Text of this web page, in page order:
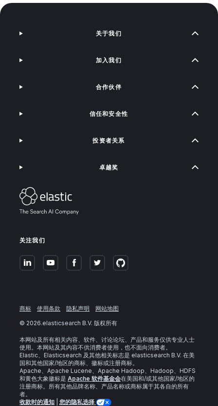
关注我们
关于我们
加入我们
合作伙伴
信任和安全性
投资者关系
卓越奖
商标 使用条款 隐私声明
网站地图
© 2026.elasticsearch B.V. 版权所有
本网站及所有相关内容、软件、讨论论坛、产品和服务仅供专业人士
使用。本网站及其内容不供消费者使用，也不面向消费者。
Elastic、Elasticsearch 及其他相关标志是 elasticsearch B.V. 在美
国和其他国家/地区的商标、徽标或注册商标。
Apache、Apache Lucene、Apache Hadoop、Hadoop、HDFS
和黄色大象徽标是 Apache 软件基金会在美国和/或其他国家/地区的
注册商标。所有其他品牌名称、产品名称或商标属于其各自的所有
者。
收款时的通知
您的隐私选择